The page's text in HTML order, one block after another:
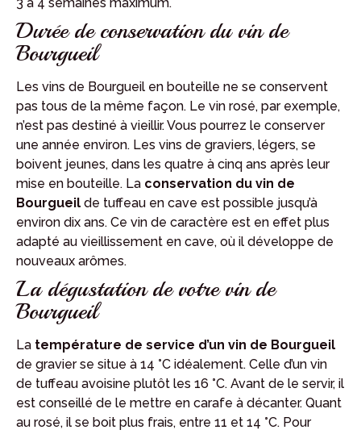
Durée de conservation du vin de
Bourgueil
Les vins de Bourgueil en bouteille ne se conservent
pas tous de la même façon. Le vin rosé, par exemple,
n’est pas destiné à vieillir. Vous pourrez le conserver
une année environ. Les vins de graviers, légers, se
boivent jeunes, dans les quatre à cinq ans après leur
mise en bouteille. La conservation du vin de
Bourgueil de tuffeau en cave est possible jusqu’à
environ dix ans. Ce vin de caractère est en effet plus
adapté au vieillissement en cave, où il développe de
nouveaux arômes.
La dégustation de votre vin de
Bourgueil
La température de service d’un vin de Bourgueil
de gravier se situe à 14 °C idéalement. Celle d’un vin
de tuffeau avoisine plutôt les 16 °C. Avant de le servir, il
est conseillé de le mettre en carafe à décanter. Quant
au rosé, il se boit plus frais, entre 11 et 14 °C. Pour